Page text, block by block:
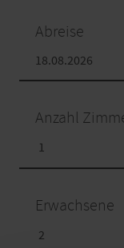
Abreise
Anzahl
Erwachsene